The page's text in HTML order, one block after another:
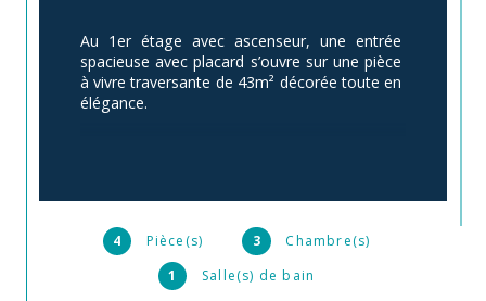
4 Pièce(s) 3
Chambre(s)
1
Salle(s) de bain
Au 1er étage avec ascenseur, une entrée
spacieuse avec placard s’ouvre sur une pièce
à vivre traversante de 43m² décorée toute en
élégance.
congélateur, lave-vaisselle), avec notamment
convivialité.
La terrasse de 4,5m² exposée plein sud est